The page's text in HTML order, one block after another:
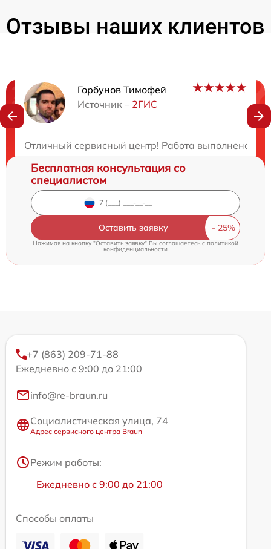
Отзывы наших клиентов
Горбунов Тимофей
Источник – 2ГИС
Отличный сервисный центр! Работа выполнена
Нужна консультация?
Бесплатная консультация со
специалистом
Оставить заявку
Нажимая на кнопку "Оставить заявку" Вы соглашаетесь cполитикой
конфиденциальности
+7 (863) 209-71-88
Ежедневно с 9:00 до 21:00
info@re-braun.ru
Социалистическая улица, 74
Адрес сервисного центра Braun
Режим работы:
Ежедневно с 9:00 до 21:00
Способы оплаты